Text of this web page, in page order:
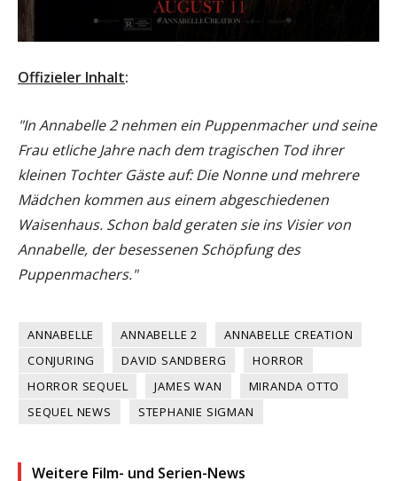
Offizieler Inhalt:
"In Annabelle 2 nehmen ein Puppenmacher und seine
Frau etliche Jahre nach dem tragischen Tod ihrer
kleinen Tochter Gäste auf: Die Nonne und mehrere
Mädchen kommen aus einem abgeschiedenen
Waisenhaus. Schon bald geraten sie ins Visier von
Annabelle, der besessenen Schöpfung des
Puppenmachers."
ANNABELLE ANNABELLE 2
ANNABELLE CREATION
CONJURING
DAVID SANDBERG
HORROR
HORROR SEQUEL
JAMES WAN
MIRANDA OTTO
SEQUEL NEWS
STEPHANIE SIGMAN
Weitere Film- und Serien-News